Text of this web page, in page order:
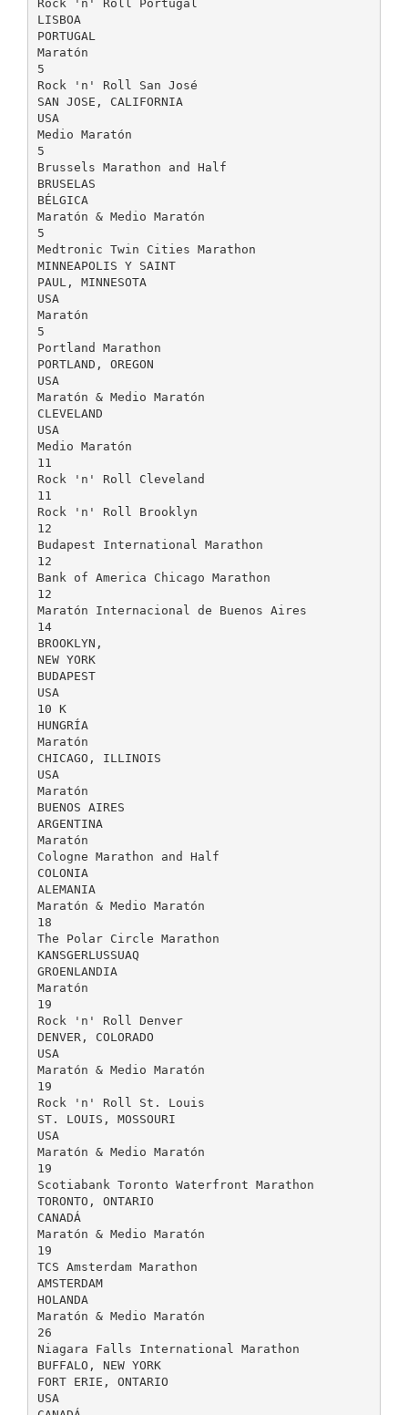
Rock 'n' Roll Portugal
LISBOA
PORTUGAL
Maratón
5
Rock 'n' Roll San José
SAN JOSE, CALIFORNIA
USA
Medio Maratón
5
Brussels Marathon and Half
BRUSELAS
BÉLGICA
Maratón & Medio Maratón
5
Medtronic Twin Cities Marathon
MINNEAPOLIS Y SAINT
PAUL, MINNESOTA
USA
Maratón
5
Portland Marathon
PORTLAND, OREGON
USA
Maratón & Medio Maratón
CLEVELAND
USA
Medio Maratón
11
Rock 'n' Roll Cleveland
11
Rock 'n' Roll Brooklyn
12
Budapest International Marathon
12
Bank of America Chicago Marathon
12
Maratón Internacional de Buenos Aires
14
BROOKLYN,
NEW YORK
BUDAPEST
USA
10 K
HUNGRÍA
Maratón
CHICAGO, ILLINOIS
USA
Maratón
BUENOS AIRES
ARGENTINA
Maratón
Cologne Marathon and Half
COLONIA
ALEMANIA
Maratón & Medio Maratón
18
The Polar Circle Marathon
KANSGERLUSSUAQ
GROENLANDIA
Maratón
19
Rock 'n' Roll Denver
DENVER, COLORADO
USA
Maratón & Medio Maratón
19
Rock 'n' Roll St. Louis
ST. LOUIS, MOSSOURI
USA
Maratón & Medio Maratón
19
Scotiabank Toronto Waterfront Marathon
TORONTO, ONTARIO
CANADÁ
Maratón & Medio Maratón
19
TCS Amsterdam Marathon
AMSTERDAM
HOLANDA
Maratón & Medio Maratón
26
Niagara Falls International Marathon
BUFFALO, NEW YORK
FORT ERIE, ONTARIO
USA